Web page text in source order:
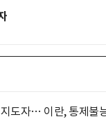
도자… 이란, 통제불